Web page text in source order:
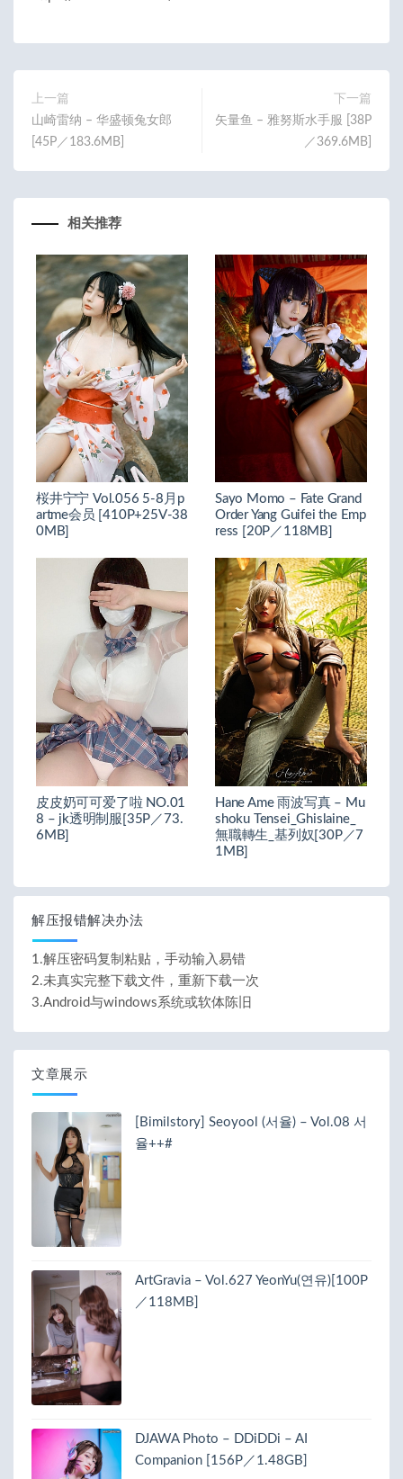
上一篇
山崎雷纳 – 华盛顿兔女郎
[45P／183.6MB]
下一篇
矢量鱼 – 雅努斯水手服 [38P
／369.6MB]
相关推荐
桜井宁宁 Vol.056 5-8月p
artme会员 [410P+25V-38
0MB]
Sayo Momo – Fate Grand
Order Yang Guifei the Emp
ress [20P／118MB]
皮皮奶可可爱了啦 NO.01
8 – jk透明制服[35P／73.
6MB]
Hane Ame 雨波写真 – Mu
shoku Tensei_Ghislaine_
無職轉生_基列奴[30P／7
1MB]
解压报错解决办法
1.解压密码复制粘贴，手动输入易错
2.未真实完整下载文件，重新下载一次
3.Android与windows系统或软体陈旧
文章展示
[Bimilstory] Seoyool (서율) – Vol.08 서
율++#
ArtGravia – Vol.627 YeonYu(연유)[100P
／118MB]
DJAWA Photo – DDiDDi – AI
Companion [156P／1.48GB]